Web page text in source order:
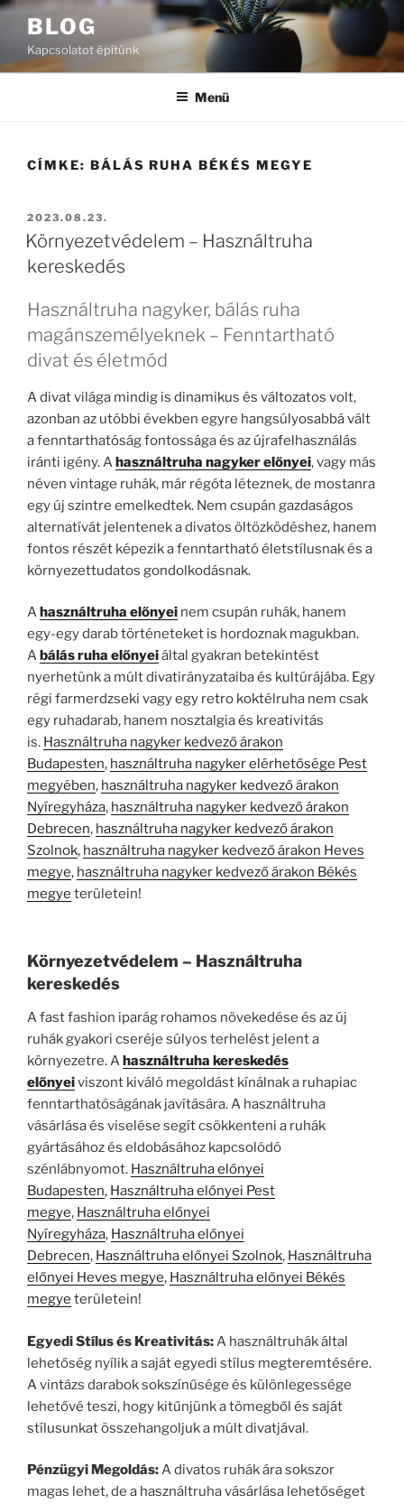
Tartalomhoz
BLOG
Kapcsolatot építünk
Menü
CÍMKE: BÁLÁS RUHA BÉKÉS MEGYE
BEKÜLDVE:
2023.08.23.
Környezetvédelem – Használtruha
kereskedés
Használtruha nagyker, bálás ruha
magánszemélyeknek – Fenntartható
divat és életmód
A divat világa mindig is dinamikus és változatos volt,
azonban az utóbbi években egyre hangsúlyosabbá vált
a fenntarthatóság fontossága és az újrafelhasználás
iránti igény. Ahasználtruha nagyker előnyei, vagy más
néven vintage ruhák, már régóta léteznek, de mostanra
egy új szintre emelkedtek. Nem csupán gazdaságos
alternatívát jelentenek a divatos öltözködéshez, hanem
fontos részét képezik a fenntartható életstílusnak és a
környezettudatos gondolkodásnak.
Ahasználtruha előnyei nem csupán ruhák, hanem
egy-egy darab történeteket is hordoznak magukban.
Abálás ruha előnyeiáltal gyakran betekintést
nyerhetünk a múlt divatirányzataiba és kultúrájába. Egy
régi farmerdzseki vagy egy retro koktélruha nem csak
egy ruhadarab, hanem nosztalgia és kreativitás
is. Használtruha nagyker kedvező árakon
Budapesten, használtruha nagyker elérhetősége Pest
megyében, használtruha nagyker kedvező árakon
Nyíregyháza, használtruha nagyker kedvező árakon
Debrecen, használtruha nagyker kedvező árakon
Szolnok, használtruha nagyker kedvező árakon Heves
megye, használtruha nagyker kedvező árakon Békés
megye területein!
Környezetvédelem – Használtruha
kereskedés
A fast fashion iparág rohamos növekedése és az új
ruhák gyakori cseréje súlyos terhelést jelent a
környezetre. Ahasználtruha kereskedés
előnyeiviszont kiváló megoldást kínálnak a ruhapiac
fenntarthatóságának javítására. A használtruha
vásárlása és viselése segít csökkenteni a ruhák
gyártásához és eldobásához kapcsolódó
szénlábnyomot. Használtruha előnyei
Budapesten, Használtruha előnyei Pest
megye, Használtruha előnyei
Nyíregyháza, Használtruha előnyei
Debrecen, Használtruha előnyei Szolnok, Használtruha
előnyei Heves megye, Használtruha előnyei Békés
megye területein!
Egyedi Stílus és Kreativitás:A használtruhák által
lehetőség nyílik a saját egyedi stílus megteremtésére.
A vintázs darabok sokszínűsége és különlegessége
lehetővé teszi, hogy kitűnjünk a tömegből és saját
stílusunkat összehangoljuk a múlt divatjával.
Pénzügyi Megoldás:A divatos ruhák ára sokszor
magas lehet, de a használtruha vásárlása lehetőséget